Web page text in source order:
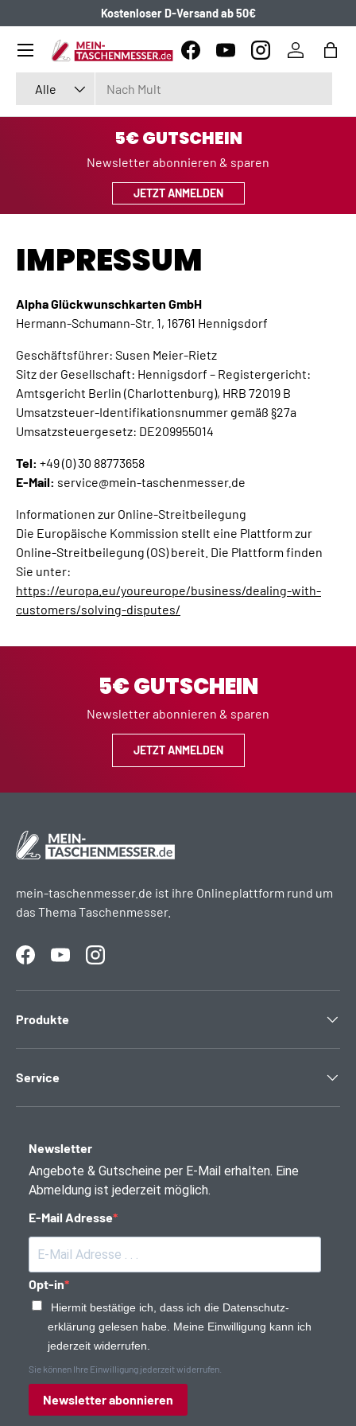
DIREKT ZUM INHALT
Kostenloser D-Versand ab 50€
Alle
FacebookYouTubeInstagramEinloggen
Menü
5€ GUTSCHEIN
Newsletter abonnieren & sparen
JETZT ANMELDEN
IMPRESSUM
Alpha Glückwunschkarten GmbH
Hermann-Schumann-Str. 1, 16761 Hennigsdorf
Geschäftsführer: Susen Meier-Rietz
Sitz der Gesellschaft: Hennigsdorf – Registergericht:
Amtsgericht Berlin (Charlottenburg), HRB 72019 B
Umsatzsteuer-Identifikationsnummer gemäß §27a
Umsatzsteuergesetz: DE209955014
Tel: +49 (0) 30 88773658
E-Mail: service@mein-taschenmesser.de
Informationen zur Online-Streitbeilegung
Die Europäische Kommission stellt eine Plattform zur
Online-Streitbeilegung (OS) bereit. Die Plattform finden
Sie unter:
https://europa.eu/youreurope/business/dealing-with-
customers/solving-disputes/
5€ GUTSCHEIN
Newsletter abonnieren & sparen
JETZT ANMELDEN
mein-taschenmesser.de ist ihre Onlineplattform rund um
das Thema Taschenmesser.
FacebookYouTubeInstagram
Produkte
Service
Newsletter
Angebote & Gutscheine per E-Mail erhalten. Eine
Abmeldung ist jederzeit möglich.
E-Mail Adresse
Opt-in
Hiermit bestätige ich, dass ich die Daten­schutz­
erklärung gelesen habe. Meine Einwilligung kann ich
jederzeit widerrufen.
Sie können Ihre Einwilligung jederzeit widerrufen.
Newsletter abonnieren